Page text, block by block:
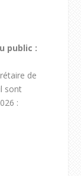
public :
de
sont
: